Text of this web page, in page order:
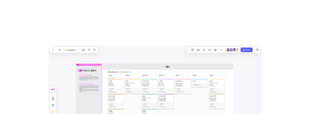
Presenti AI
AI PPT 제작 도구, Gamma 대안